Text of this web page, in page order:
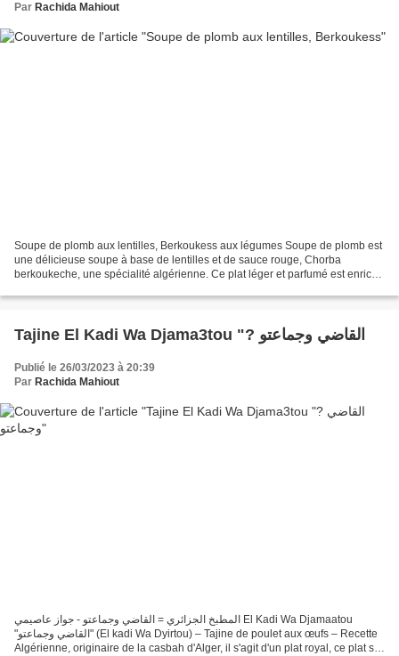
Par Rachida Mahiout
Soupe de plomb aux lentilles, Berkoukess aux légumes Soupe de plomb est
une délicieuse soupe à base de lentilles et de sauce rouge, Chorba
berkoukeche, une spécialité algérienne. Ce plat léger et parfumé est enrichi
Tajine El Kadi Wa Djama3tou "? القاضي وجماعتو
Publié le 26/03/2023 à 20:39
Par Rachida Mahiout
المطبخ الجزائري = القاضي وجماعتو - جواز عاصيمي El Kadi Wa Djamaatou
"القاضي وجماعتو" (El kadi Wa Dyirtou) – Tajine de poulet aux œufs – Recette
Algérienne, originaire de la casbah d'Alger, il s'agit d'un plat royal, ce plat se